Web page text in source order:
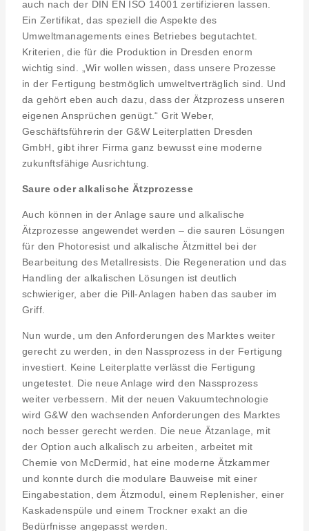
auch nach der DIN EN ISO 14001 zertifizieren lassen.
Ein Zertifikat, das speziell die Aspekte des
Umweltmanagements eines Betriebes begutachtet.
Kriterien, die für die Produktion in Dresden enorm
wichtig sind. „Wir wollen wissen, dass unsere Prozesse
in der Fertigung bestmöglich umweltverträglich sind. Und
da gehört eben auch dazu, dass der Ätzprozess unseren
eigenen Ansprüchen genügt.“ Grit Weber,
Geschäftsführerin der G&W Leiterplatten Dresden
GmbH, gibt ihrer Firma ganz bewusst eine moderne
zukunftsfähige Ausrichtung.
Saure oder alkalische Ätzprozesse
Auch können in der Anlage saure und alkalische
Ätzprozesse angewendet werden – die sauren Lösungen
für den Photoresist und alkalische Ätzmittel bei der
Bearbeitung des Metallresists. Die Regeneration und das
Handling der alkalischen Lösungen ist deutlich
schwieriger, aber die Pill-Anlagen haben das sauber im
Griff.
Nun wurde, um den Anforderungen des Marktes weiter
gerecht zu werden, in den Nassprozess in der Fertigung
investiert. Keine Leiterplatte verlässt die Fertigung
ungetestet. Die neue Anlage wird den Nassprozess
weiter verbessern. Mit der neuen Vakuumtechnologie
wird G&W den wachsenden Anforderungen des Marktes
noch besser gerecht werden. Die neue Ätzanlage, mit
der Option auch alkalisch zu arbeiten, arbeitet mit
Chemie von McDermid, hat eine moderne Ätzkammer
und konnte durch die modulare Bauweise mit einer
Eingabestation, dem Ätzmodul, einem Replenisher, einer
Kaskadenspüle und einem Trockner exakt an die
Bedürfnisse angepasst werden.